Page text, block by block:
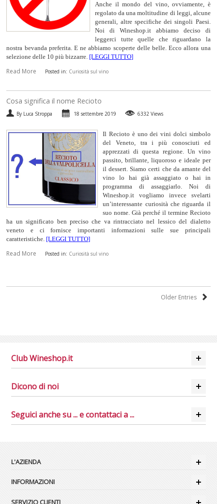
Anche il mondo del vino, ovviamente, è
regolato da una moltitudine di leggi, alcune
generali, altre specifiche dei singoli Paesi.
Noi di Wineshop.it abbiamo deciso di
leggerci tutte quelle che riguardano la
nostra bevanda preferita. E ne abbiamo scoperte delle belle. Ecco allora una
selezione delle 10 più bizzarre. [LEGGI TUTTO]
Read More Posted in: Curiosità sul vino
​Cosa significa il nome Recioto
By Luca Stroppa 18 settembre 2019 6332 Views
Il Recioto è uno dei vini dolci simbolo
del Veneto, tra i più conosciuti ed
apprezzati di questa regione. Un vino
passito, brillante, liquoroso e ideale per
il dessert. Siamo certi che da amante del
vino lo hai già assaggiato o hai in
programma di assaggiarlo. Noi di
Wineshop.it vogliamo invece svelarti
un’interessante curiosità che riguarda il
suo nome. Già perché il termine Recioto
ha un significato ben preciso che va rintracciato nel lessico del dialetto
veneto e ci fornisce importanti informazioni sulle sue principali
caratteristiche. [LEGGI TUTTO]
Read More Posted in: Curiosità sul vino
Older Entries
Club Wineshop.it
Dicono di noi
Seguici anche su ... e contattaci a ...
L'AZIENDA
INFORMAZIONI
SERVIZIO CLIENTI